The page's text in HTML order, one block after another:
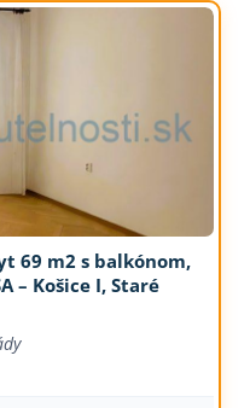
69 m2 s balkónom,
– Košice I, Staré